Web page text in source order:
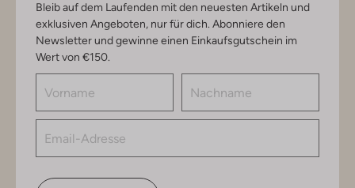
Bleib auf dem Laufenden mit den neuesten Artikeln und
exklusiven Angeboten, nur für dich. Abonniere den
Newsletter und gewinne einen Einkaufsgutschein im
Wert von €150.